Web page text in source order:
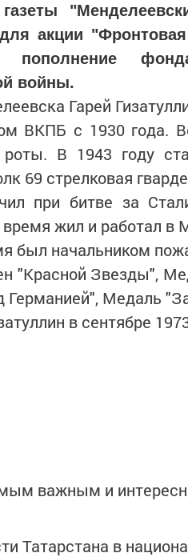
акции
пополнение
войны.
Гарей
ВКПБ с 1930 года.
роты. В 1943 году
69 стрелковая
при битве за
жил и работал в
был начальником
"Красной Звезды",
Германией", Медаль
в сентябре
важным и
Татарстана в